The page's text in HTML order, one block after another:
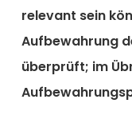
relevant sein
Aufbewahrung
überprüft; im